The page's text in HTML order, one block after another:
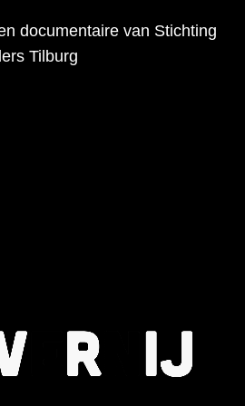
documentaire van Stichting
Tilburg